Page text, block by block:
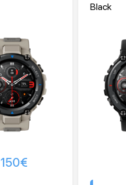
150€
Black